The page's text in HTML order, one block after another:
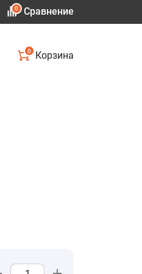
Сравнение
0
Корзина
0